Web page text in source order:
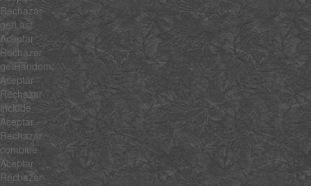
Rechazar
getLast
Aceptar
Rechazar
getRandom
Aceptar
Rechazar
include
Aceptar
Rechazar
combine
Aceptar
Rechazar